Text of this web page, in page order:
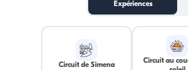
Expériences
Circuit de Simena
Circuit au